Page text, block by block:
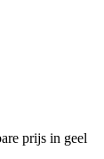
prijs in geel